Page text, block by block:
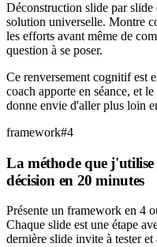
Déconstruction slide par
solution universelle. Montre
les efforts avant même de
question à se poser.
Ce renversement cognitif est
coach apporte en séance, et
donne envie d'aller plus loin
framework#4
La méthode que j'utilise
décision en 20 minutes
Présente un framework en 4
Chaque slide est une étape
dernière slide invite à tester et